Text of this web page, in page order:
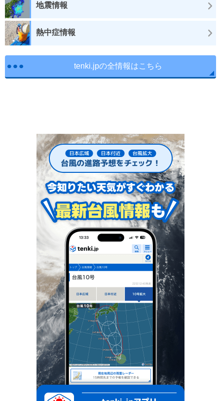
地震情報
熱中症情報
tenki.jpの全情報はこちら